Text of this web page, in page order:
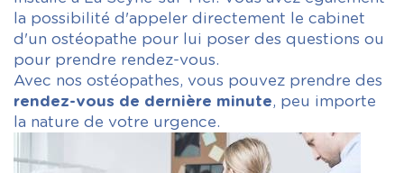
la possibilité d'appeler directement le cabinet
d'un ostéopathe pour lui poser des questions ou
pour prendre rendez-vous.
Avec nos ostéopathes, vous pouvez prendre des
rendez-vous de dernière minute, peu importe
la nature de votre urgence.